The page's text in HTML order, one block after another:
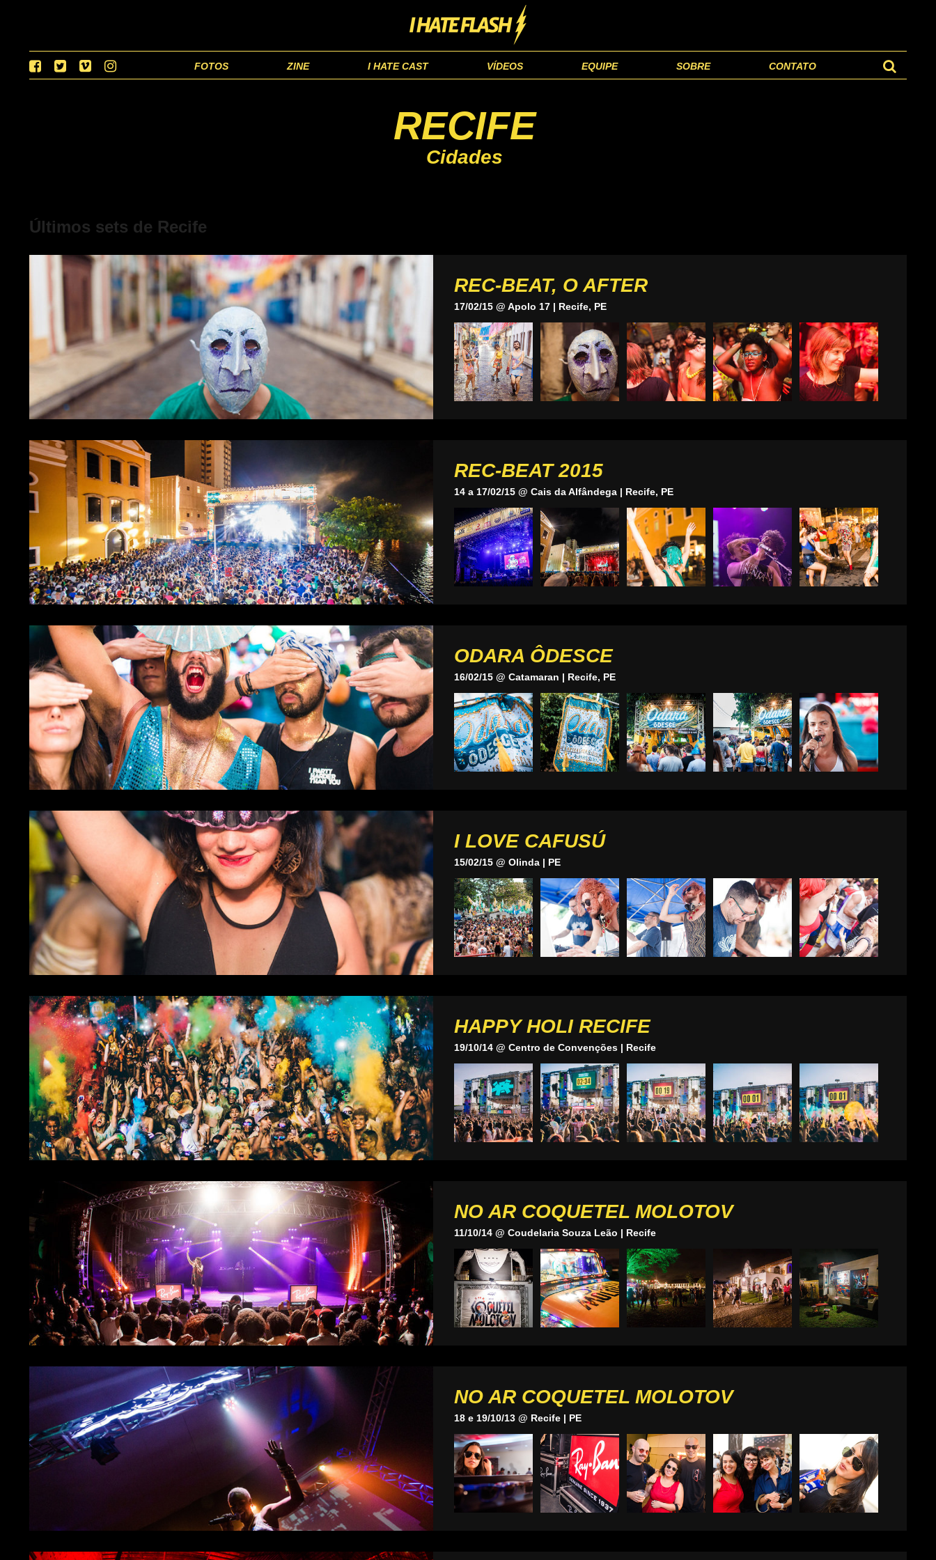
FOTOS ZINE I HATE CAST VÍDEOS EQUIPE SOBRE CONTATO
RECIFE
Cidades
Últimos sets de Recife
REC-BEAT, O AFTER
17/02/15 @ Apolo 17 | Recife, PE
REC-BEAT 2015
14 a 17/02/15 @ Cais da Alfândega | Recife, PE
ODARA ÔDESCE
16/02/15 @ Catamaran | Recife, PE
I LOVE CAFUSÚ
15/02/15 @ Olinda | PE
HAPPY HOLI RECIFE
19/10/14 @ Centro de Convenções | Recife
NO AR COQUETEL MOLOTOV
11/10/14 @ Coudelaria Souza Leão | Recife
NO AR COQUETEL MOLOTOV
18 e 19/10/13 @ Recife | PE